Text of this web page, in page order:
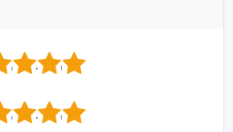
5
4
3
5
4
3